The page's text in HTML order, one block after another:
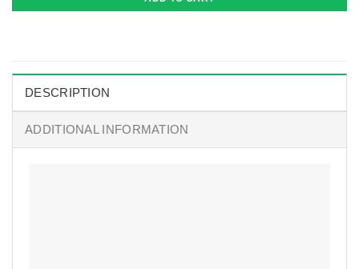
DESCRIPTION
ADDITIONAL INFORMATION